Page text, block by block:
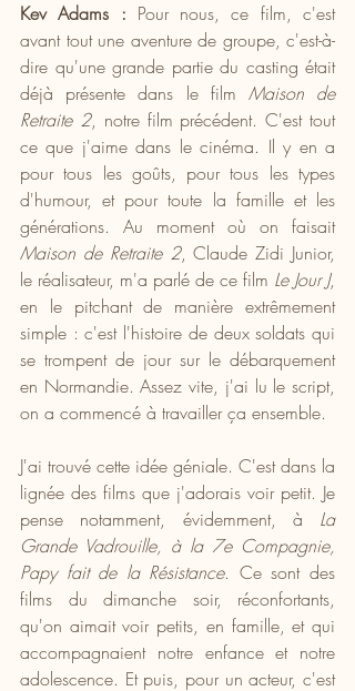
Kev Adams : Pour nous, ce film, c'est
avant tout une aventure de groupe, c'est-à-
dire qu'une grande partie du casting était
déjà présente dans le film Maison de
Retraite 2, notre film précédent. C'est tout
ce que j'aime dans le cinéma. Il y en a
pour tous les goûts, pour tous les types
d'humour, et pour toute la famille et les
générations. Au moment où on faisait
Maison de Retraite 2, Claude Zidi Junior,
le réalisateur, m'a parlé de ce film Le Jour J,
en le pitchant de manière extrêmement
simple : c'est l'histoire de deux soldats qui
se trompent de jour sur le débarquement
en Normandie. Assez vite, j'ai lu le script,
on a commencé à travailler ça ensemble.
J'ai trouvé cette idée géniale. C'est dans la
lignée des films que j'adorais voir petit. Je
pense notamment, évidemment, à La
Grande Vadrouille, à la 7e Compagnie,
Papy fait de la Résistance. Ce sont des
films du dimanche soir, réconfortants,
qu'on aimait voir petits, en famille, et qui
accompagnaient notre enfance et notre
adolescence. Et puis, pour un acteur, c'est